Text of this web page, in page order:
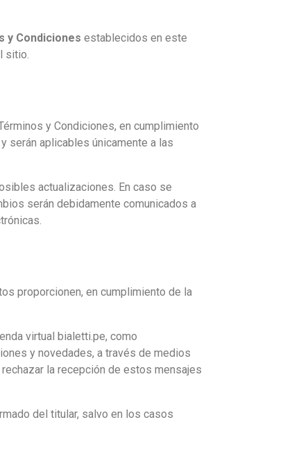
y Condiciones establecidos en este
sitio.
y Condiciones, en cumplimiento
y serán aplicables únicamente a las
actualizaciones. En caso se
serán debidamente comunicados a
proporcionen, en cumplimiento de la
virtual bialetti.pe, como
y novedades, a través de medios
la recepción de estos mensajes
del titular, salvo en los casos